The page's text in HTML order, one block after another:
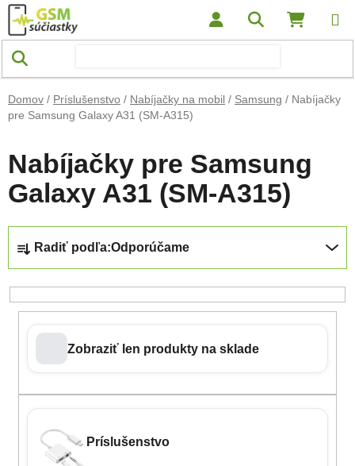
Prejsť na obsah Hľadať
Domov / Príslušenstvo / Nabíjačky na mobil / Samsung / Nabíjačky
pre Samsung Galaxy A31 (SM-A315)
Nabíjačky pre Samsung
Galaxy A31 (SM-A315)
Radiť podľa:Odporúčame
Zobraziť len produkty na sklade
Príslušenstvo